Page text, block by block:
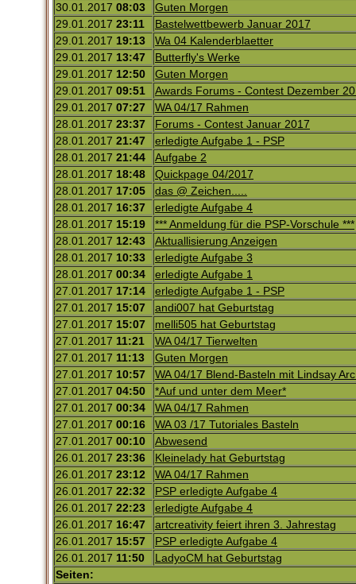
30.01.2017 08:03
Guten Morgen
29.01.2017 23:11
Bastelwettbewerb Januar 2017
29.01.2017 19:13
Wa 04 Kalenderblaetter
29.01.2017 13:47
Butterfly's Werke
29.01.2017 12:50
Guten Morgen
29.01.2017 09:51
Awards Forums - Contest Dezember
29.01.2017 07:27
WA 04/17 Rahmen
28.01.2017 23:37
Forums - Contest Januar 2017
28.01.2017 21:47
erledigte Aufgabe 1 - PSP
28.01.2017 21:44
Aufgabe 2
28.01.2017 18:48
Quickpage 04/2017
28.01.2017 17:05
das @ Zeichen.....
28.01.2017 16:37
erledigte Aufgabe 4
28.01.2017 15:19
*** Anmeldung für die PSP-Vorschule ***
28.01.2017 12:43
Aktuallisierung Anzeigen
28.01.2017 10:33
erledigte Aufgabe 3
28.01.2017 00:34
erledigte Aufgabe 1
27.01.2017 17:14
erledigte Aufgabe 1 - PSP
27.01.2017 15:07
andi007 hat Geburtstag
27.01.2017 15:07
melli505 hat Geburtstag
27.01.2017 11:21
WA 04/17 Tierwelten
27.01.2017 11:13
Guten Morgen
27.01.2017 10:57
WA 04/17 Blend-Basteln mit Lindsay
27.01.2017 04:50
*Auf und unter dem Meer*
27.01.2017 00:34
WA 04/17 Rahmen
27.01.2017 00:16
WA 03 /17 Tutoriales Basteln
27.01.2017 00:10
Abwesend
26.01.2017 23:36
Kleinelady hat Geburtstag
26.01.2017 23:12
WA 04/17 Rahmen
26.01.2017 22:32
PSP erledigte Aufgabe 4
26.01.2017 22:23
erledigte Aufgabe 4
26.01.2017 16:47
artcreativity feiert ihren 3. Jahrestag
26.01.2017 15:57
PSP erledigte Aufgabe 4
26.01.2017 11:50
LadyoCM hat Geburtstag
Seiten: